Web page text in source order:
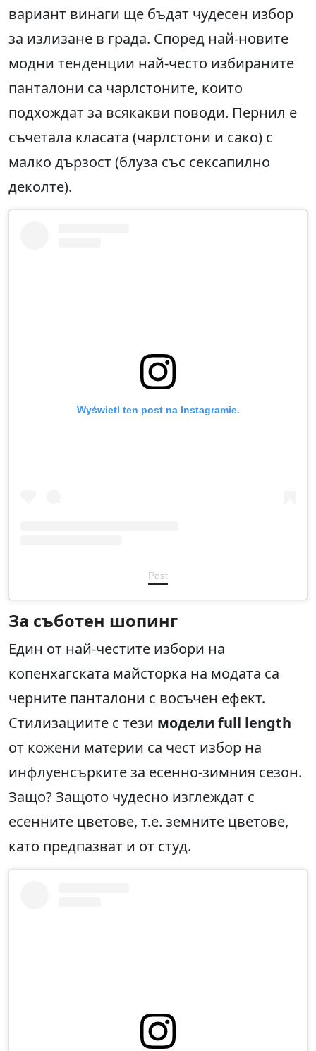
вариант винаги ще бъдат чудесен избор
за излизане в града. Според най-новите
модни тенденции най-често избираните
панталони са чарлстоните, които
подхождат за всякакви поводи. Пернил е
съчетала класата (чарлстони и сако) с
малко дързост (блуза със сексапилно
деколте).
Wyświetl ten post na Instagramie.
Post
За съботен шопинг
Един от най-честите избори на
копенхагската майсторка на модата са
черните панталони с восъчен ефект.
Стилизациите с тези модели full length
от кожени материи са чест избор на
инфлуенсърките за есенно-зимния сезон.
Защо? Защото чудесно изглеждат с
есенните цветове, т.е. земните цветове,
като предпазват и от студ.